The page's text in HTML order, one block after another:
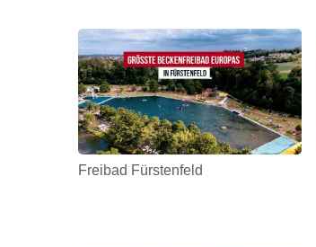
Freibad Fürstenfeld